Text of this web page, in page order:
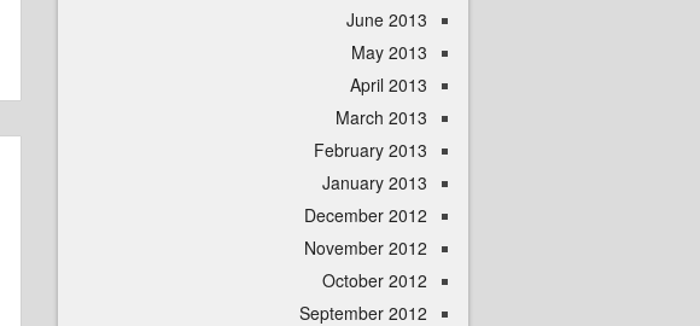
June 2013
May 2013
April 2013
March 2013
February 2013
January 2013
December 2012
November 2012
October 2012
September 2012